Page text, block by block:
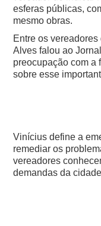
esferas públicas,
mesmo obras.
Entre os
Alves falou ao
preocupação com a
sobre esse
Vinícius define a
remediar os
vereadores
demandas da